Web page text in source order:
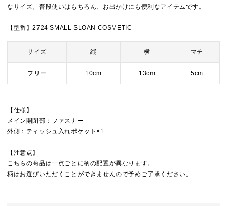
なサイズ。普段使いはもちろん、お出かけにも便利なアイテムです。
【型番】2724 SMALL SLOAN COSMETIC
サイズ 縦 横 マチ
フリー 10cm 13cm 5cm
【仕様】
メイン開閉部：ファスナー
外側：ティッシュ入れポケット×1
【注意点】
こちらの商品は一点ごとに柄の配置が異なります。
柄はお選びいただくことができませんので予めご了承ください。